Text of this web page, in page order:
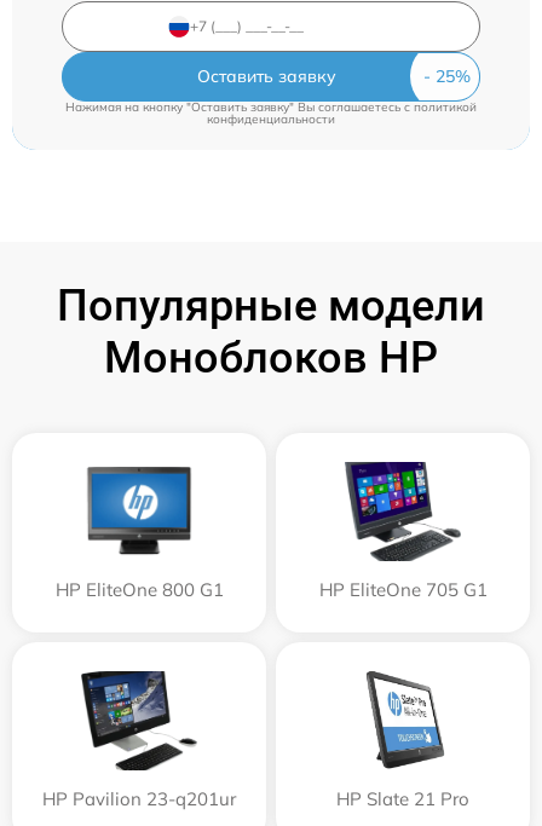
Оставить заявку
Нажимая на кнопку "Оставить заявку" Вы соглашаетесь cполитикой
конфиденциальности
Популярные модели
Моноблоков HP
HP EliteOne 800 G1 HP EliteOne 705 G1
HP Pavilion 23-q201ur HP Slate 21 Pro